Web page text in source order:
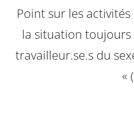
Point sur les
la situation
travailleur.se.s du
«